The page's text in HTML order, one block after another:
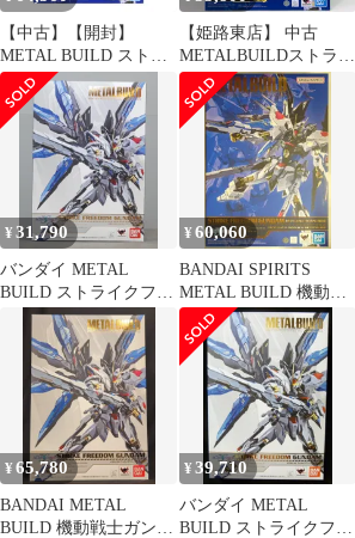
【中古】【開封】
METAL BUILD ストラ
イクフリーダムガンダ
ム [METAL BUILD
FESTIVAL 2024] 機動戦
士ガンダムSEED
DESTINY[95]
【姫路東店】 中古
METALBUILDストライ
クフリーダムガンダム
[METALBUILDFESTIV
AL2024]「機動戦士ガ
ンダム
SEEDDESTINY」
TAMASHIINATIONSST
OREONLINE限定
¥31,790
バンダイ METAL
BUILD ストライクフリ
ーダムガンダム
¥60,060
BANDAI SPIRITS
METAL BUILD 機動戦
士ガンダムSEED
DESTINY ストライクフ
リーダムガンダム
METAL BUILD
FESTIVAL 2024
¥65,780
BANDAI METAL
BUILD 機動戦士ガンダ
¥39,710
バンダイ METAL
BUILD ストライクフリ